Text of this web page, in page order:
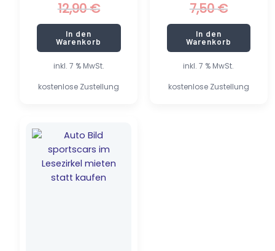
inkl. 7 % MwSt.
kostenlose Zustellung
12,90€
In den
Warenkorb
inkl. 7 % MwSt.
kostenlose Zustellung
7,50€
In den
Warenkorb
Preis
war:
5,90 €
Preis
ist:
1,00 €.